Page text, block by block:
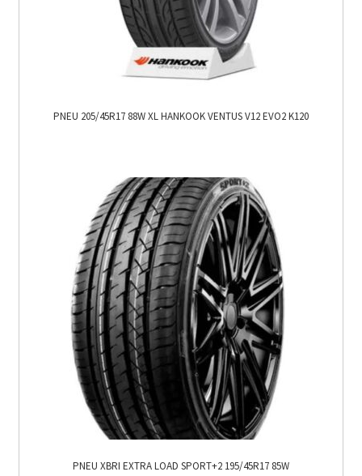
PNEU 205/45R17 88W XL HANKOOK VENTUS V12 EVO2 K120
PNEU XBRI EXTRA LOAD SPORT+2 195/45R17 85W